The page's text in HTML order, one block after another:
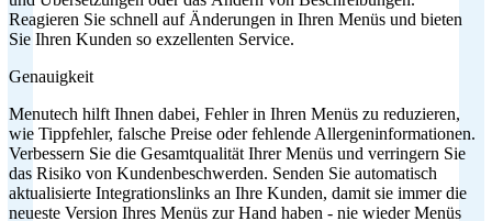
Reagieren Sie schnell auf Änderungen in Ihren Menüs und bieten
Sie Ihren Kunden so exzellenten Service.
Genauigkeit
Menutech hilft Ihnen dabei, Fehler in Ihren Menüs zu reduzieren,
wie Tippfehler, falsche Preise oder fehlende Allergeninformationen.
Verbessern Sie die Gesamtqualität Ihrer Menüs und verringern Sie
das Risiko von Kundenbeschwerden. Senden Sie automatisch
aktualisierte Integrationslinks an Ihre Kunden, damit sie immer die
neueste Version Ihres Menüs zur Hand haben - nie wieder Menüs